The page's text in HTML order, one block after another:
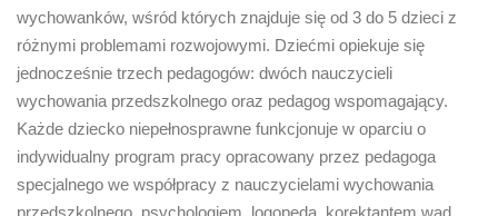
wychowanków, wśród których znajduje się od 3 do 5 dzieci z
różnymi problemami rozwojowymi. Dziećmi opiekuje się
jednocześnie trzech pedagogów: dwóch nauczycieli
wychowania przedszkolnego oraz pedagog wspomagający.
Każde dziecko niepełnosprawne funkcjonuje w oparciu o
indywidualny program pracy opracowany przez pedagoga
specjalnego we współpracy z nauczycielami wychowania
przedszkolnego, psychologiem, logopedą, korektantem wad